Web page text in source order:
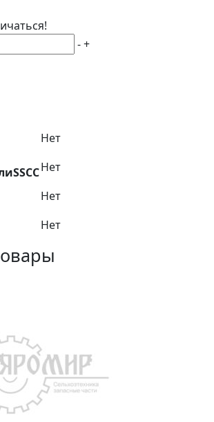
-+
Нет
Нет
Нет
Нет